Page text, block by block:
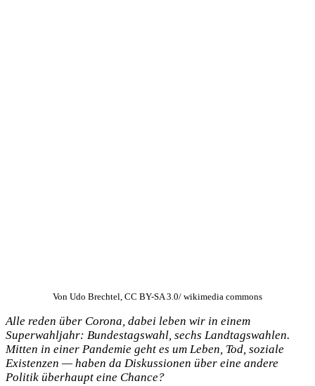
Von Udo Brechtel, CC BY-SA 3.0/ wikimedia commons
Alle reden über Corona, dabei leben wir in einem
Superwahljahr: Bundestagswahl, sechs Landtagswahlen.
Mitten in einer Pandemie geht es um Leben, Tod, soziale
Existenzen — haben da Diskussionen über eine andere
Politik überhaupt eine Chance?